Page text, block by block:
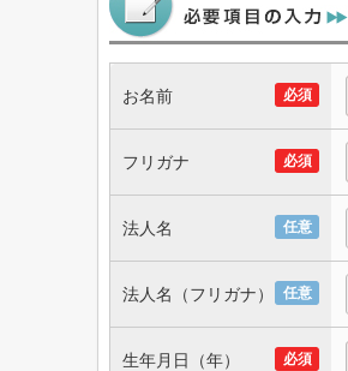
必須
お名前
必須
フリガナ
任意
法人名
任意
法人名（フリガナ）
必須
生年月日（年）